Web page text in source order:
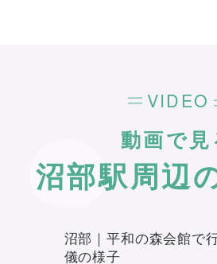
VIDEO
動画で見
沼部駅周辺
沼部｜平和の森会館で
儀の様子